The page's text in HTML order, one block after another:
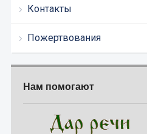
Контакты
Пожертвования
Нам помогают